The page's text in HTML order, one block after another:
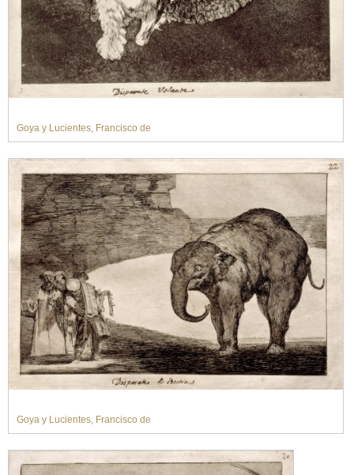
Goya y Lucientes, Francisco de
Goya y Lucientes, Francisco de